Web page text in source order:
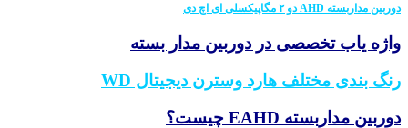
دوربین مداربسته AHD دو ۲ مگاپیکسلی ای اچ دی
واژه یاب تخصصی در دوربین مدار بسته
رنگ بندی مختلف هارد وسترن دیجیتال WD
دوربین مداربسته EAHD چیست؟